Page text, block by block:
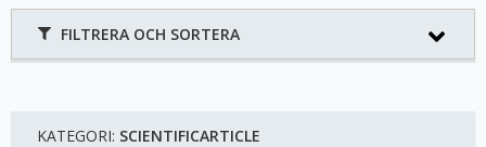
FILTRERA OCH SORTERA
KATEGORI: SCIENTIFICARTICLE